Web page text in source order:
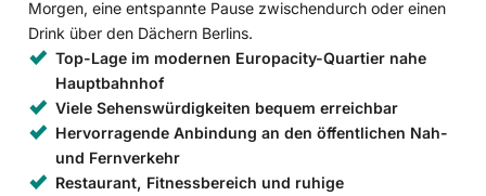
Morgen, eine entspannte Pause zwischendurch oder einen
Drink über den Dächern Berlins.
Top-Lage im modernen Europacity-Quartier nahe
Hauptbahnhof
Viele Sehenswürdigkeiten bequem erreichbar
Hervorragende Anbindung an den öffentlichen Nah-
und Fernverkehr
Restaurant, Fitnessbereich und ruhige